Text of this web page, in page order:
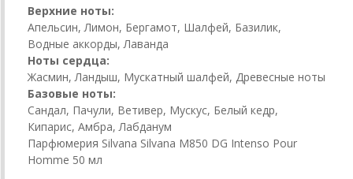
Верхние ноты:
Апельсин, Лимон, Бергамот, Шалфей, Базилик,
Водные аккорды, Лаванда
Ноты сердца:
Жасмин, Ландыш, Мускатный шалфей, Древесные ноты
Базовые ноты:
Сандал, Пачули, Ветивер, Мускус, Белый кедр,
Кипарис, Амбра, Лабданум
Парфюмерия Silvana Silvana M850 DG Intenso Pour
Homme 50 мл